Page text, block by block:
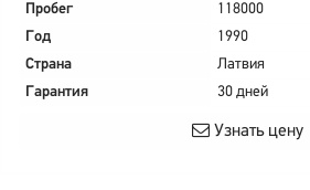
Пробег
118000
Год
1990
Страна
Латвия
Гарантия
30 дней
Узнать цену